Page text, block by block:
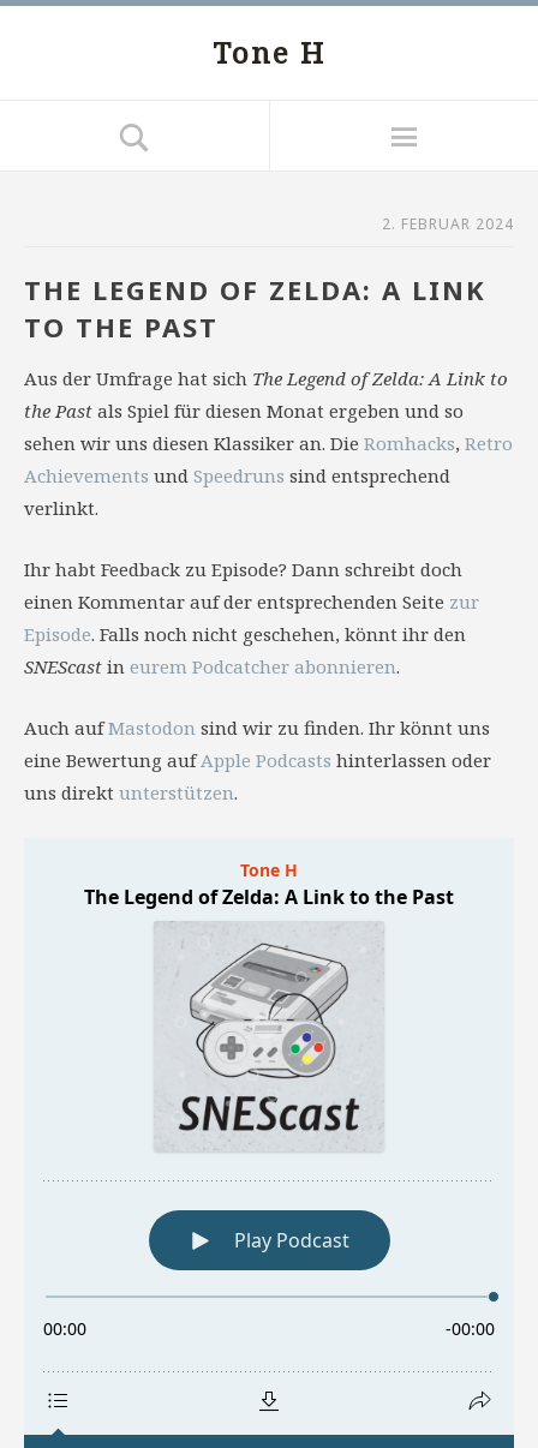
Tone H
2. FEBRUAR 2024
THE LEGEND OF ZELDA: A LINK
TO THE PAST
Aus der Umfrage hat sich The Legend of Zelda: A Link to
the Past als Spiel für diesen Monat ergeben und so
sehen wir uns diesen Klassiker an. Die Romhacks, Retro
Achievements und Speedruns sind entsprechend
verlinkt.
Ihr habt Feedback zu Episode? Dann schreibt doch
einen Kommentar auf der entsprechenden Seite zur
Episode. Falls noch nicht geschehen, könnt ihr den
SNEScast in eurem Podcatcher abonnieren.
Auch aufMastodon sind wir zu finden. Ihr könnt uns
eine Bewertung aufApple Podcasts hinterlassen oder
uns direkt unterstützen.